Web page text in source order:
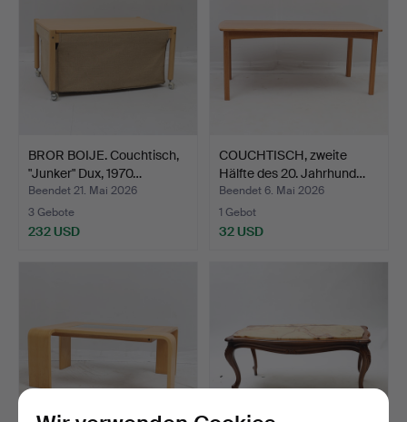
BROR BOIJE. Couchtisch,
"Junker" Dux, 1970…
Beendet 21. Mai 2026
3 Gebote
232 USD
COUCHTISCH, zweite
Hälfte des 20. Jahrhund…
Beendet 6. Mai 2026
1 Gebot
32 USD